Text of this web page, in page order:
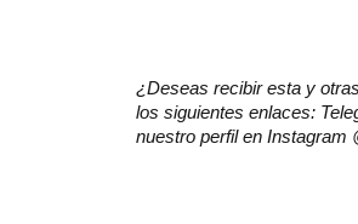
¿Deseas recibir esta y
los siguientes enlaces:
nuestro perfil en Instagram